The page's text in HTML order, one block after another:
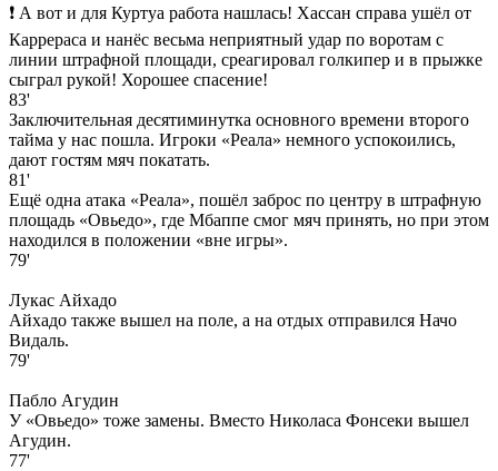
❗ А вот и для Куртуа работа нашлась! Хассан справа ушёл от
Каррераса и нанёс весьма неприятный удар по воротам с
линии штрафной площади, среагировал голкипер и в прыжке
сыграл рукой! Хорошее спасение!
83'
Заключительная десятиминутка основного времени второго
тайма у нас пошла. Игроки «Реала» немного успокоились,
дают гостям мяч покатать.
81'
Ещё одна атака «Реала», пошёл заброс по центру в штрафную
площадь «Овьедо», где Мбаппе смог мяч принять, но при этом
находился в положении «вне игры».
79'
Лукас Айхадо
Айхадо также вышел на поле, а на отдых отправился Начо
Видаль.
79'
Пабло Агудин
У «Овьедо» тоже замены. Вместо Николаса Фонсеки вышел
Агудин.
77'